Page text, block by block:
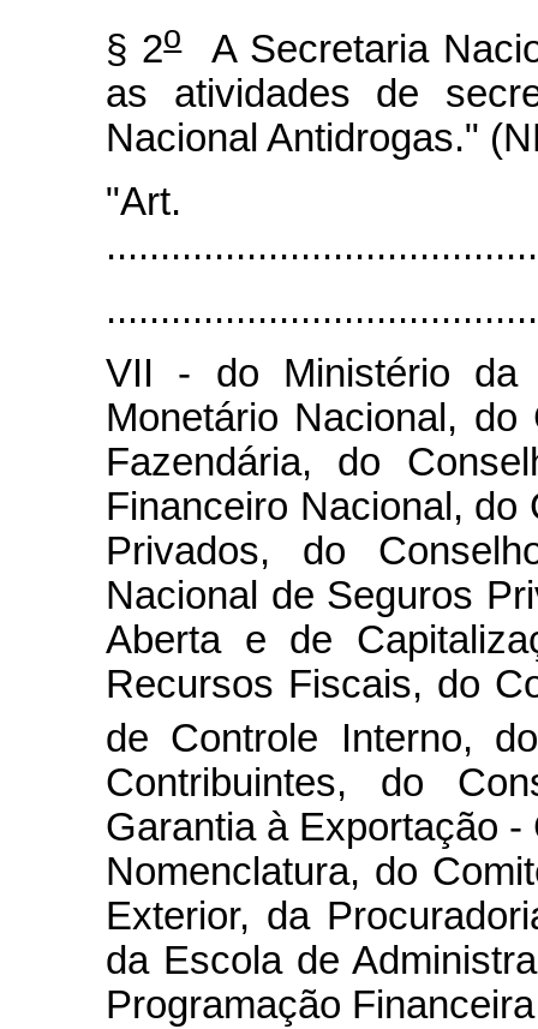
§ 2oA Secretaria
as atividades de
Nacional Antidrogas."
VII - do Ministério da
Monetário Nacional,
Fazendária, do
Financeiro Nacional, do
Privados, do
Nacional de Seguros
Aberta e de
Recursos Fiscais, do
de Controle Interno,
Contribuintes, do
Garantia à Exportação
Nomenclatura, do
Exterior, da
da Escola de
Programação